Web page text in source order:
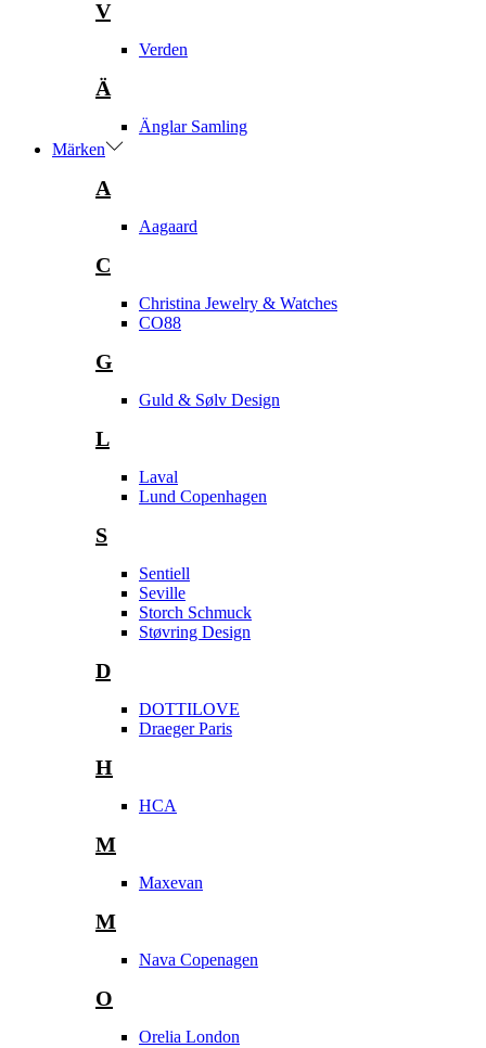
V
Verden
Ä
Änglar Samling
Märken
A
Aagaard
C
Christina Jewelry & Watches
CO88
G
Guld & Sølv Design
L
Laval
Lund Copenhagen
S
Sentiell
Seville
Storch Schmuck
Støvring Design
D
DOTTILOVE
Draeger Paris
H
HCA
M
Maxevan
M
Nava Copenagen
O
Orelia London